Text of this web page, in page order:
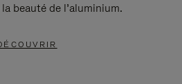
beauté de l’aluminium.